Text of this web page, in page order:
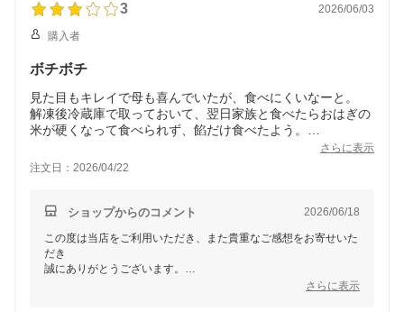
た。
3 2026/06/03
購入者
ボチボチ
見た目もキレイで母も喜んでいたが、食べにくいなーと。
解凍後冷蔵庫で取っておいて、翌日家族と食べたらおはぎの
米が硬くなって食べられず、餡だけ食べたよう。
見栄えはいいけど、今後は1つずつ解凍して食べれる商品に
しようと思った。
さらに表示
注文日：2026/04/22
ショップからのコメント 2026/06/18
この度は当店をご利用いただき、また貴重なご感想をお寄せいた
だき
誠にありがとうございます。
さらに表示